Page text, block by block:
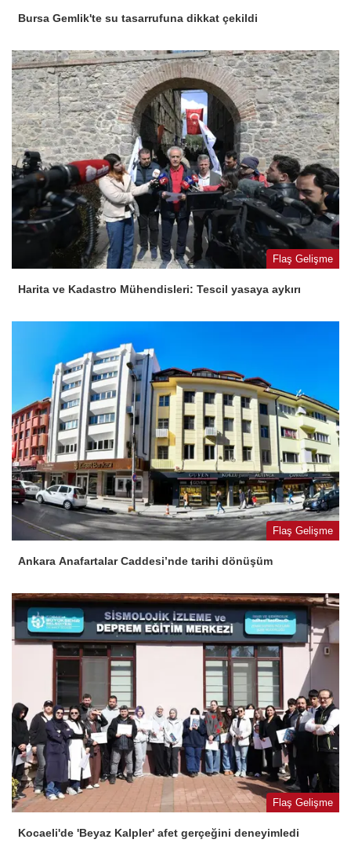
Bursa Gemlik'te su tasarrufuna dikkat çekildi
Flaş Gelişme
Harita ve Kadastro Mühendisleri: Tescil yasaya aykırı
Flaş Gelişme
Ankara Anafartalar Caddesi’nde tarihi dönüşüm
Flaş Gelişme
Kocaeli'de 'Beyaz Kalpler' afet gerçeğini deneyimledi